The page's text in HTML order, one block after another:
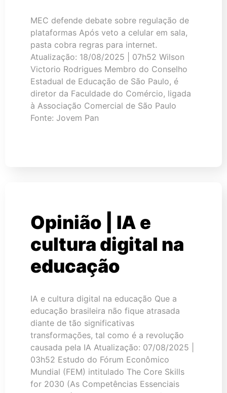
MEC defende debate sobre regulação de
plataformas Após veto a celular em sala,
pasta cobra regras para internet.
Atualização: 18/08/2025 | 07h52 Wilson
Victorio Rodrigues Membro do Conselho
Estadual de Educação de São Paulo, é
diretor da Faculdade do Comércio, ligada
à Associação Comercial de São Paulo
Fonte: Jovem Pan
Opinião | IA e
cultura digital na
educação
IA e cultura digital na educação Que a
educação brasileira não fique atrasada
diante de tão significativas
transformações, tal como é a revolução
causada pela IA Atualização: 07/08/2025 |
03h52 Estudo do Fórum Econômico
Mundial (FEM) intitulado The Core Skills
for 2030 (As Competências Essenciais